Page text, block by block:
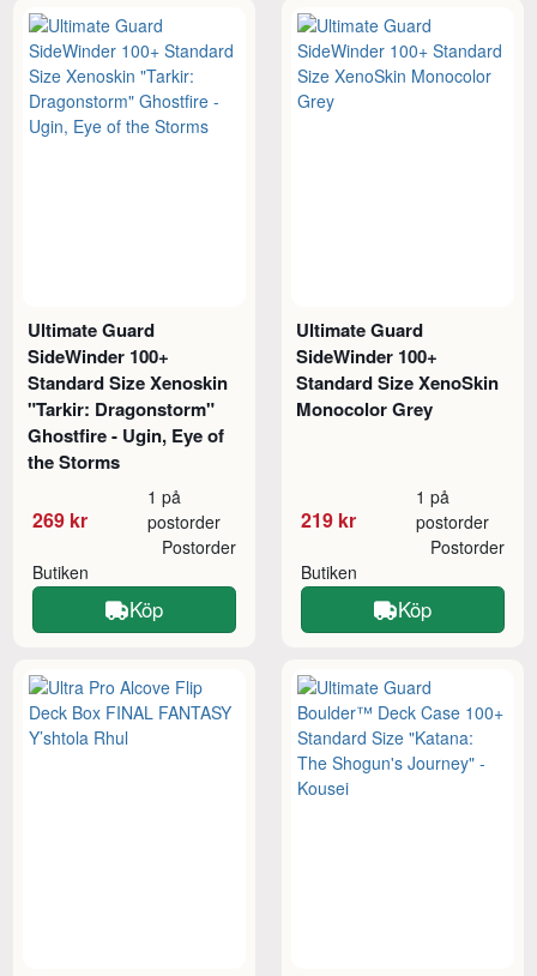
Ultimate Guard
SideWinder 100+
Standard Size Xenoskin
"Tarkir: Dragonstorm"
Ghostfire - Ugin, Eye of
the Storms
269 kr
1 på
postorder
Butiken
Postorder
Köp
Ultimate Guard
SideWinder 100+
Standard Size XenoSkin
Monocolor Grey
219 kr
1 på
postorder
Butiken
Postorder
Köp